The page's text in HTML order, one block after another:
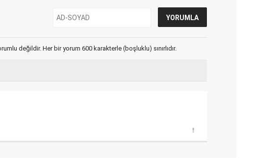
değildir. Her bir yorum 600 karakterle (boşluklu) sınırlıdır.